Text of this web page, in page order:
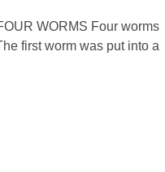
WORMS Four worms
first worm was put into a